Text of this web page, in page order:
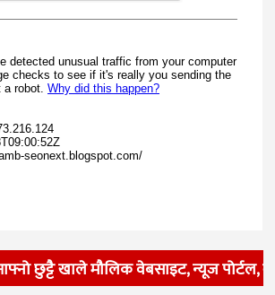
छुट्टै खाले मौलिक वेबसाइट, न्यूज पोर्टल,